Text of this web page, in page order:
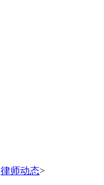
律师动态>